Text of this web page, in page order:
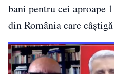
bani pentru cei aproape
din România care